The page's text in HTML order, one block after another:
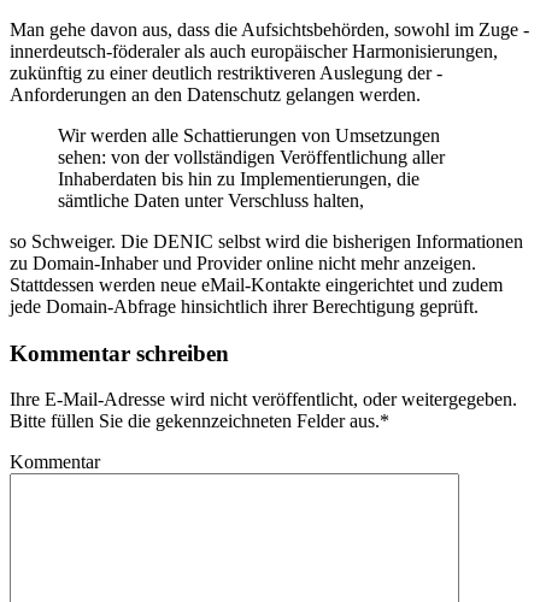
Man gehe davon aus, dass die Aufsichtsbehörden, sowohl im Zuge ­
innerdeutsch-föderaler als auch europäischer Harmonisierungen,
zukünftig zu einer deutlich restriktiveren Auslegung der ­
Anforderungen an den Datenschutz gelangen werden.
Wir werden alle Schattierungen von Umsetzungen
sehen: von der vollständigen Veröffentlichung aller
Inhaberdaten bis hin zu Implementierungen, die
sämtliche Daten unter Verschluss halten,
so Schweiger. Die DENIC selbst wird die bisherigen Informationen
zu Domain-Inhaber und Provider online nicht mehr anzeigen.
Stattdessen werden ­neue eMail-Kontakte eingerichtet und zudem
jede Domain-Abfrage hinsichtlich ihrer Berechtigung geprüft.
Kommentar schreiben
Ihre E-Mail-Adresse wird nicht veröffentlicht, oder weitergegeben.
Bitte füllen Sie die gekennzeichneten Felder aus.*
Kommentar